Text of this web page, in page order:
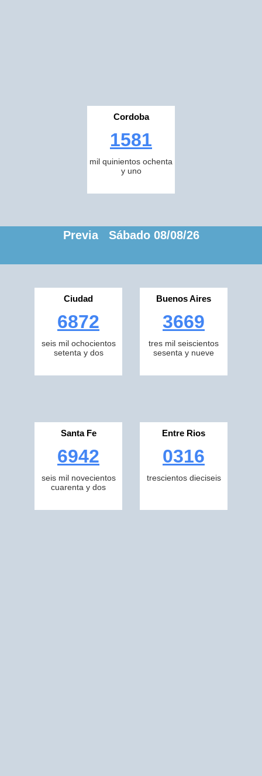
Cordoba
1581
mil quinientos ochenta
y uno
Previa Sábado 08/08/26
Ciudad
6872
seis mil ochocientos
setenta y dos
Buenos Aires
3669
tres mil seiscientos
sesenta y nueve
Santa Fe
6942
seis mil novecientos
cuarenta y dos
Entre Rios
0316
trescientos dieciseis